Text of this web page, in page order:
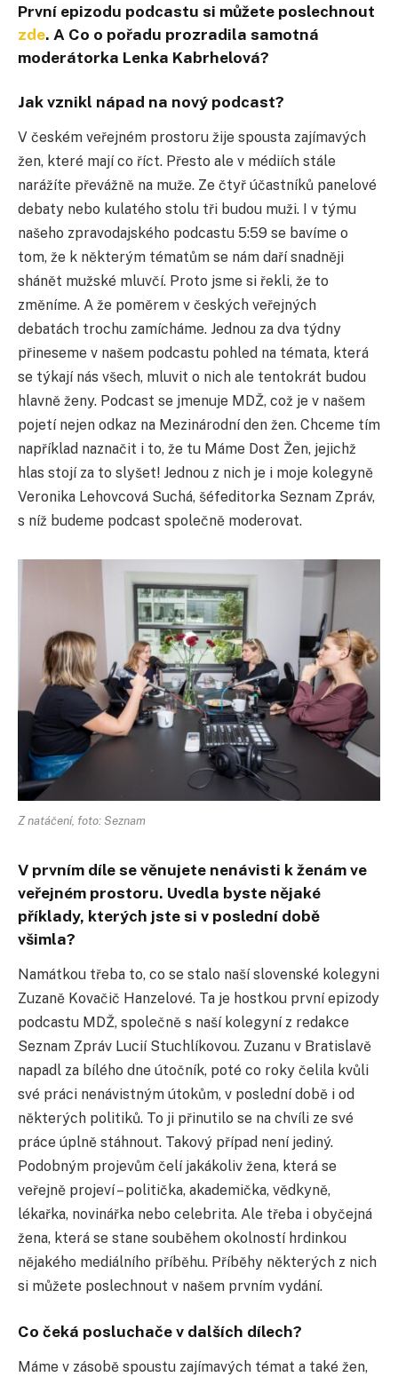
První epizodu podcastu si můžete poslechnout
zde. A Co o pořadu prozradila samotná
moderátorka Lenka Kabrhelová?
Jak vznikl nápad na nový podcast?
V českém veřejném prostoru žije spousta zajímavých
žen, které mají co říct. Přesto ale v médiích stále
narážíte převážně na muže. Ze čtyř účastníků panelové
debaty nebo kulatého stolu tři budou muži. I v týmu
našeho zpravodajského podcastu 5:59 se bavíme o
tom, že k některým tématům se nám daří snadněji
shánět mužské mluvčí. Proto jsme si řekli, že to
změníme. A že poměrem v českých veřejných
debatách trochu zamícháme. Jednou za dva týdny
přineseme v našem podcastu pohled na témata, která
se týkají nás všech, mluvit o nich ale tentokrát budou
hlavně ženy. Podcast se jmenuje MDŽ, což je v našem
pojetí nejen odkaz na Mezinárodní den žen. Chceme tím
například naznačit i to, že tu Máme Dost Žen, jejichž
hlas stojí za to slyšet! Jednou z nich je i moje kolegyně
Veronika Lehovcová Suchá, šéfeditorka Seznam Zpráv,
s níž budeme podcast společně moderovat.
Z natáčení, foto: Seznam
V prvním díle se věnujete nenávisti k ženám ve
veřejném prostoru. Uvedla byste nějaké
příklady, kterých jste si v poslední době
všimla?
Namátkou třeba to, co se stalo naší slovenské kolegyni
Zuzaně Kovačič Hanzelové. Ta je hostkou první epizody
podcastu MDŽ, společně s naší kolegyní z redakce
Seznam Zpráv Lucií Stuchlíkovou. Zuzanu v Bratislavě
napadl za bílého dne útočník, poté co roky čelila kvůli
své práci nenávistným útokům, v poslední době i od
některých politiků. To ji přinutilo se na chvíli ze své
práce úplně stáhnout. Takový případ není jediný.
Podobným projevům čelí jakákoliv žena, která se
veřejně projeví – politička, akademička, vědkyně,
lékařka, novinářka nebo celebrita. Ale třeba i obyčejná
žena, která se stane souběhem okolností hrdinkou
nějakého mediálního příběhu. Příběhy některých z nich
si můžete poslechnout v našem prvním vydání.
Co čeká posluchače v dalších dílech?
Máme v zásobě spoustu zajímavých témat a také žen,